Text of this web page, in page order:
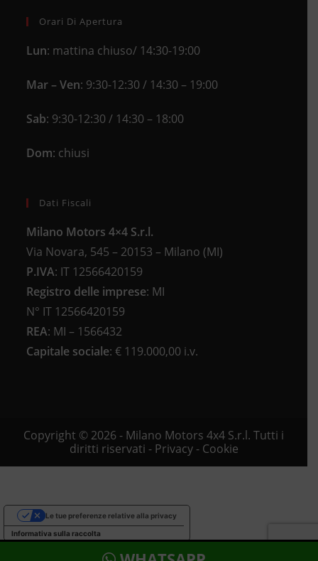
Orari Di Apertura
Lun: mattina chiuso/ 14:30-19:00
Mar – Ven: 9:30-12:30 / 14:30 – 19:00
Sab: 9:30-12:30 / 14:30 – 18:00
Dom: chiusi
Dati Fiscali
Milano Motors 4×4 S.r.l.
Via Novara, 545 – 20153 – Milano (MI)
P.IVA: IT 12566420159
Registro delle imprese: MI
N° IT 12566420159
REA: MI – 1566432
Capitale sociale: € 119.000,00 i.v.
Copyright © 2026 - Milano Motors 4x4 S.r.l. Tutti i
diritti riservati - Privacy- Cookie
Informativa sulla raccolta
Le tue preferenze relative alla privacy